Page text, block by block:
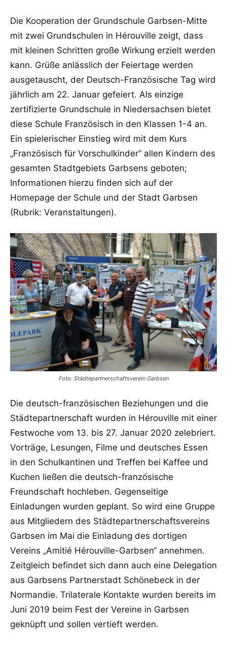
Die Kooperation der Grundschule Garbsen-Mitte
mit zwei Grundschulen in Hérouville zeigt, dass
mit kleinen Schritten große Wirkung erzielt werden
kann. Grüße anlässlich der Feiertage werden
ausgetauscht, der Deutsch-Französische Tag wird
jährlich am 22. Januar gefeiert. Als einzige
zertifizierte Grundschule in Niedersachsen bietet
diese Schule Französisch in den Klassen 1-4 an.
Ein spielerischer Einstieg wird mit dem Kurs
„Französisch für Vorschulkinder“ allen Kindern des
gesamten Stadtgebiets Garbsens geboten;
Informationen hierzu finden sich auf der
Homepage der Schule und der Stadt Garbsen
(Rubrik: Veranstaltungen).
Foto: Städtepartnerschaftsverein Garbsen
Die deutsch-französischen Beziehungen und die
Städtepartnerschaft wurden in Hérouville mit einer
Festwoche vom 13. bis 27. Januar 2020 zelebriert.
Vorträge, Lesungen, Filme und deutsches Essen
in den Schulkantinen und Treffen bei Kaffee und
Kuchen ließen die deutsch-französische
Freundschaft hochleben. Gegenseitige
Einladungen wurden geplant. So wird eine Gruppe
aus Mitgliedern des Städtepartnerschaftsvereins
Garbsen im Mai die Einladung des dortigen
Vereins „Amitié Hérouville-Garbsen“ annehmen.
Zeitgleich befindet sich dann auch eine Delegation
aus Garbsens Partnerstadt Schönebeck in der
Normandie. Trilaterale Kontakte wurden bereits im
Juni 2019 beim Fest der Vereine in Garbsen
geknüpft und sollen vertieft werden.